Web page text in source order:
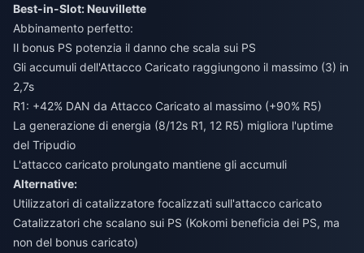
Best-in-Slot: Neuvillette
Abbinamento perfetto:
Il bonus PS potenzia il danno che scala sui PS
Gli accumuli dell'Attacco Caricato raggiungono il massimo (3) in
2,7s
R1: +42% DAN da Attacco Caricato al massimo (+90% R5)
La generazione di energia (8/12s R1, 12 R5) migliora l'uptime
del Tripudio
L'attacco caricato prolungato mantiene gli accumuli
Alternative:
Utilizzatori di catalizzatore focalizzati sull'attacco caricato
Catalizzatori che scalano sui PS (Kokomi beneficia dei PS, ma
non del bonus caricato)